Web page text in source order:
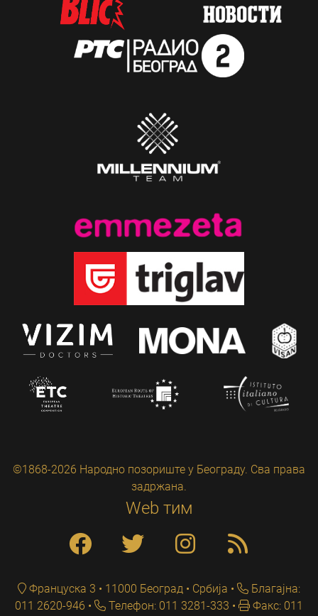
©1868-2026 Народно позориште у Београду. Сва права
задржана.
Web тим
Француска 3 • 11000 Београд • Србија
Благајна:
011 2620-946
Телефон: 011 3281-333 Факс: 011